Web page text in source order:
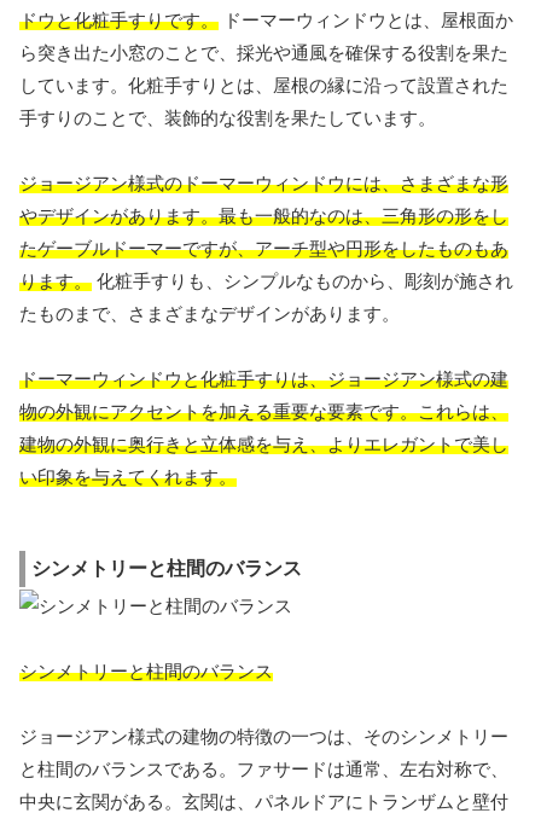
ドウと化粧手すりです。 ドーマーウィンドウとは、屋根面か
ら突き出た小窓のことで、採光や通風を確保する役割を果た
しています。化粧手すりとは、屋根の縁に沿って設置された
手すりのことで、装飾的な役割を果たしています。
ジョージアン様式のドーマーウィンドウには、さまざまな形
やデザインがあります。最も一般的なのは、三角形の形をし
たゲーブルドーマーですが、アーチ型や円形をしたものもあ
ります。 化粧手すりも、シンプルなものから、彫刻が施され
たものまで、さまざまなデザインがあります。
ドーマーウィンドウと化粧手すりは、ジョージアン様式の建
物の外観にアクセントを加える重要な要素です。これらは、
建物の外観に奥行きと立体感を与え、よりエレガントで美し
い印象を与えてくれます。
シンメトリーと柱間のバランス
シンメトリーと柱間のバランス
ジョージアン様式の建物の特徴の一つは、そのシンメトリー
と柱間のバランスである。ファサードは通常、左右対称で、
中央に玄関がある。玄関は、パネルドアにトランザムと壁付